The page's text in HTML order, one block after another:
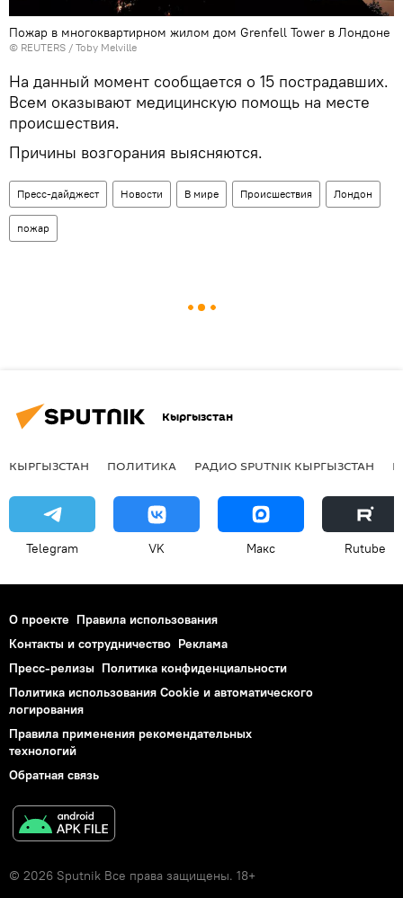
Пожар в многоквартирном жилом дом Grenfell Tower в Лондоне
© REUTERS / Toby Melville
На данный момент сообщается о 15 пострадавших.
Всем оказывают медицинскую помощь на месте
происшествия.
Причины возгорания выясняются.
Пресс-дайджест Новости В мире Происшествия Лондон
пожар
Кыргызстан
КЫРГЫЗСТАН ПОЛИТИКА РАДИО SPUTNIK КЫРГЫЗСТАН
Telegram VK Макс Rutube
О проекте Правила использования
Контакты и сотрудничество Реклама
Пресс-релизы Политика конфиденциальности
Политика использования Cookie и автоматического
логирования
Правила применения рекомендательных
технологий
Обратная связь
© 2026 Sputnik Все права защищены. 18+